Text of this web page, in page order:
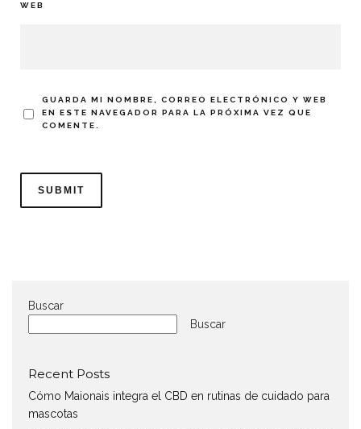
WEB
GUARDA MI NOMBRE, CORREO ELECTRÓNICO Y WEB
EN ESTE NAVEGADOR PARA LA PRÓXIMA VEZ QUE
COMENTE.
Buscar
Buscar
Recent Posts
Cómo Maionais integra el CBD en rutinas de cuidado para
mascotas